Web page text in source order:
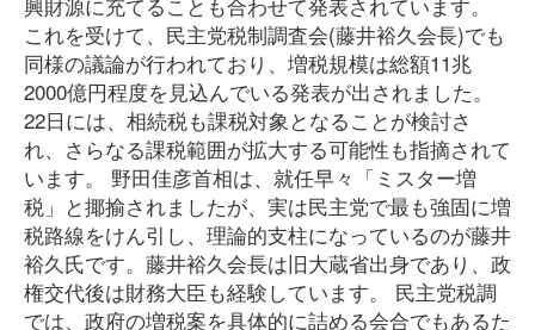
これを受けて、民主党税制調査会(藤井裕久会長)でも
同様の議論が行われており、増税規模は総額11兆
2000億円程度を見込んでいる発表が出されました。
22日には、相続税も課税対象となることが検討さ
れ、さらなる課税範囲が拡大する可能性も指摘されて
います。 野田佳彦首相は、就任早々「ミスター増
税」と揶揄されましたが、実は民主党で最も強固に増
税路線をけん引し、理論的支柱になっているのが藤井
裕久氏です。藤井裕久会長は旧大蔵省出身であり、政
権交代後は財務大臣も経験しています。 民主党税調
では、政府の増税案を具体的に詰める会合でもあるた